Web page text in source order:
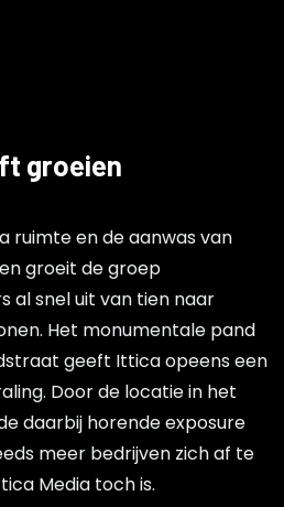
groeien
ruimte en de aanwas van
groeit de groep
al snel uit van tien naar
Het monumentale pand
geeft Ittica opeens een
Door de locatie in het
daarbij horende exposure
meer bedrijven zich af te
Media toch is.